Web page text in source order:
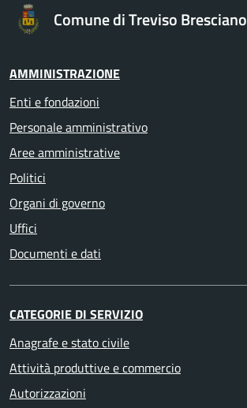
Comune di Treviso Bresciano
AMMINISTRAZIONE
Enti e fondazioni
Personale amministrativo
Aree amministrative
Politici
Organi di governo
Uffici
Documenti e dati
CATEGORIE DI SERVIZIO
Anagrafe e stato civile
Attività produttive e commercio
Autorizzazioni